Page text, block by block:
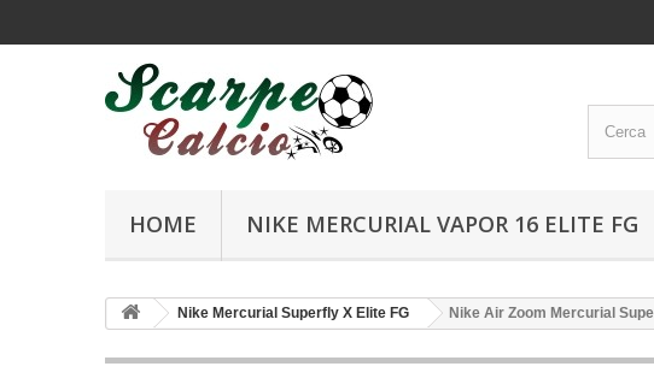
HOME NIKE MERCURIAL VAPOR 16 ELITE FG
Nike Mercurial Superfly X Elite FG Nike Air Zoom Mercurial